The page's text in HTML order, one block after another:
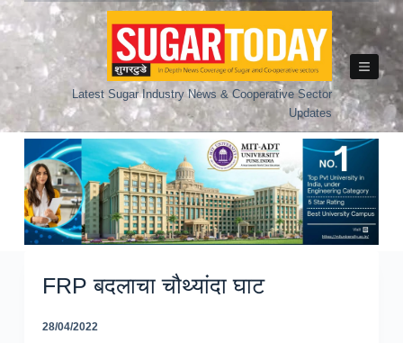
Skip
to
Latest Sugar Industry News & Cooperative Sector
Updates
FRP बदलाचा चौथ्यांदा घाट
28/04/2022